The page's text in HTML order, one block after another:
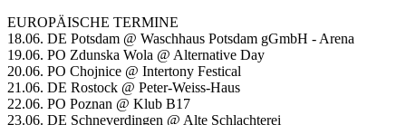
EUROPÄISCHE TERMINE
18.06. DE Potsdam @ Waschhaus Potsdam gGmbH - Arena
19.06. PO Zdunska Wola @ Alternative Day
20.06. PO Chojnice @ Intertony Festical
21.06. DE Rostock @ Peter-Weiss-Haus
22.06. PO Poznan @ Klub B17
23.06. DE Schneverdingen @ Alte Schlachterei